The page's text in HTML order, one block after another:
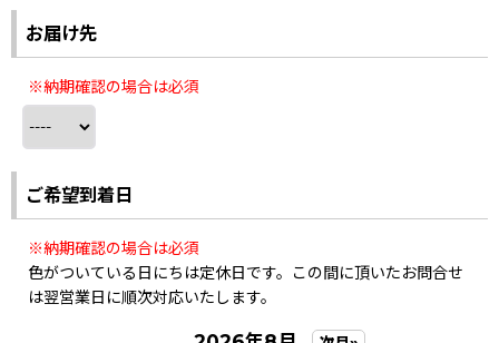
お届け先
※納期確認の場合は必須
ご希望到着日
※納期確認の場合は必須
色がついている日にちは定休日です。この間に頂いたお問合せ
は翌営業日に順次対応いたします。